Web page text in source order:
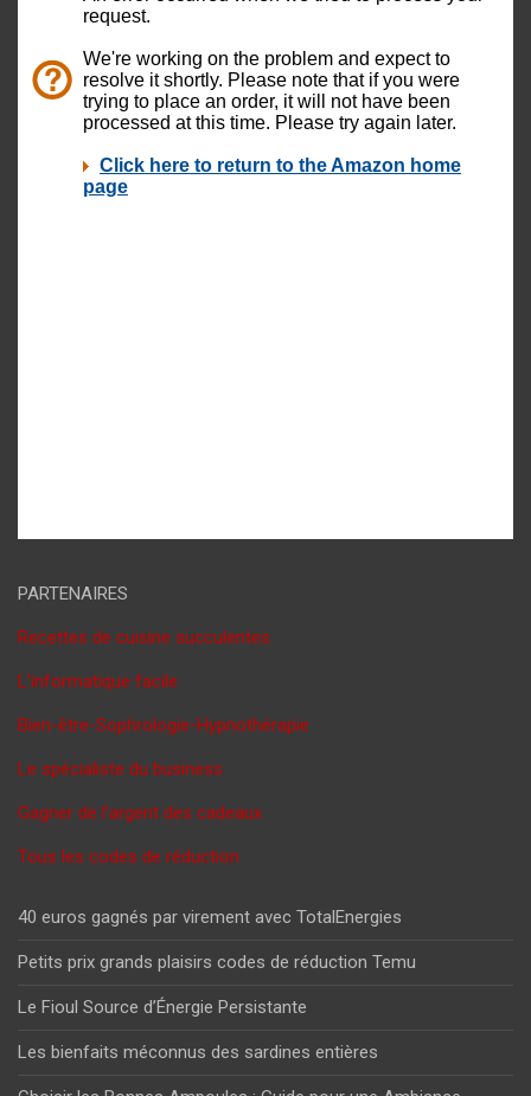
PARTENAIRES
Recettes de cuisine succulentes
L'informatique facile
Bien-être-Sophrologie-Hypnothérapie
Le spécialiste du business
Gagner de l'argent des cadeaux
Tous les codes de réduction
40 euros gagnés par virement avec TotalEnergies
Petits prix grands plaisirs codes de réduction Temu
Le Fioul Source d’Énergie Persistante
Les bienfaits méconnus des sardines entières